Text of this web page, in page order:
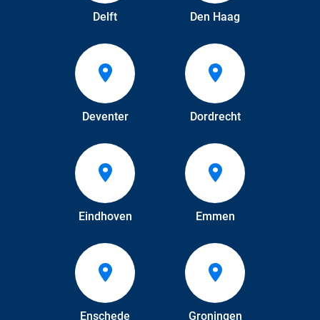
Delft Den Haag
Deventer Dordrecht
Eindhoven Emmen
Enschede Groningen